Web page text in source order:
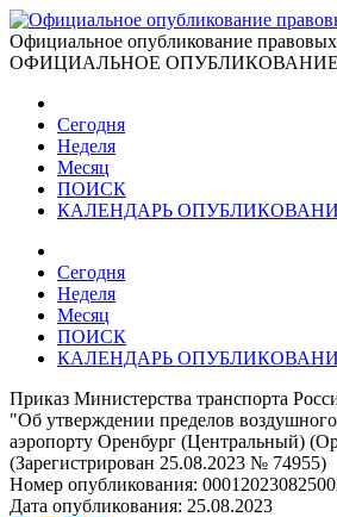
Официальное опубликование правовых
ОФИЦИАЛЬНОЕ ОПУБЛИКОВАНИЕ
Сегодня
Неделя
Месяц
ПОИСК
КАЛЕНДАРЬ
Сегодня
Неделя
Месяц
ПОИСК
КАЛЕНДАРЬ
Приказ Министерства транспорта
"Об утверждении пределов
аэропорту Оренбург (Центральный)
(Зарегистрирован 25.08.2023 № 74955)
Номер опубликования:
Дата опубликования: 25.08.2023